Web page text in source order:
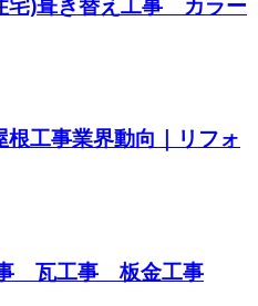
根工事業界動向｜リフォ
瓦工事 板金工事